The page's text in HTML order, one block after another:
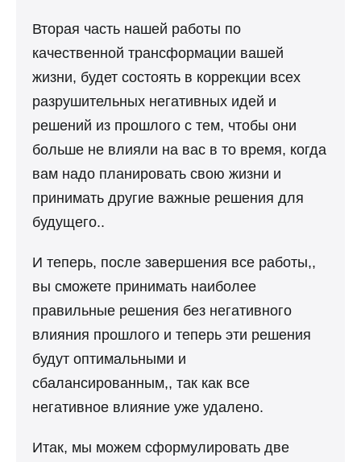
Вторая часть нашей работы по
качественной трансформации вашей
жизни, будет состоять в коррекции всех
разрушительных негативных идей и
решений из прошлого с тем, чтобы они
больше не влияли на вас в то время, когда
вам надо планировать свою жизни и
принимать другие важные решения для
будущего..
И теперь, после завершения все работы,,
вы сможете принимать наиболее
правильные решения без негативного
влияния прошлого и теперь эти решения
будут оптимальными и
сбалансированным,, так как все
негативное влияние уже удалено.
Итак, мы можем сформулировать две